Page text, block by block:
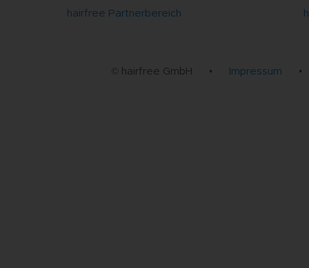
hairfree Partnerbereich
© hairfree GmbH • Impressum •